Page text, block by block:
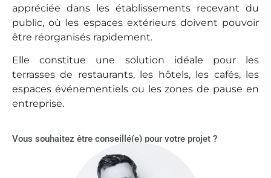
appréciée dans les établissements recevant du
public, où les espaces extérieurs doivent pouvoir
être réorganisés rapidement.
Elle constitue une solution idéale pour les
terrasses de restaurants, les hôtels, les cafés, les
espaces événementiels ou les zones de pause en
entreprise.
Vous souhaitez être conseillé(e) pour votre projet ?